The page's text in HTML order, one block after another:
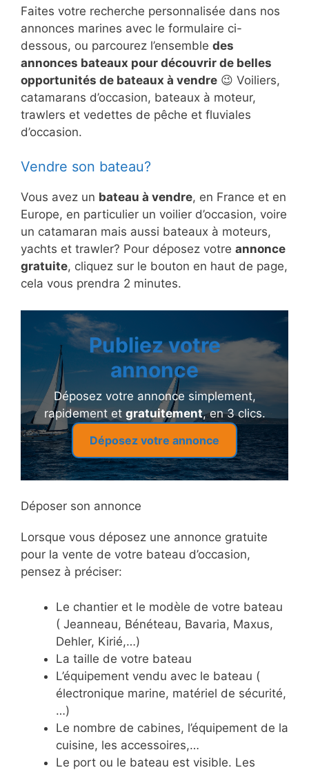
Faites votre recherche personnalisée dans nos
annonces marines avec le formulaire ci-
dessous, ou parcourez l’ensemble des
annonces bateaux pour découvrir de belles
opportunités de bateaux à vendre 😉 Voiliers,
catamarans d’occasion, bateaux à moteur,
trawlers et vedettes de pêche et fluviales
d’occasion.
Vendre son bateau?
Vous avez un bateau à vendre, en France et en
Europe, en particulier un voilier d’occasion, voire
un catamaran mais aussi bateaux à moteurs,
yachts et trawler? Pour déposez votre annonce
gratuite, cliquez sur le bouton en haut de page,
cela vous prendra 2 minutes.
Publiez votre
annonce
Déposez votre annonce simplement,
rapidement et gratuitement, en 3 clics.
Déposez votre annonce
Déposer son annonce
Lorsque vous déposez une annonce gratuite
pour la vente de votre bateau d’occasion,
pensez à préciser:
Le chantier et le modèle de votre bateau
( Jeanneau, Bénéteau, Bavaria, Maxus,
Dehler, Kirié,…)
La taille de votre bateau
L’équipement vendu avec le bateau (
électronique marine, matériel de sécurité,
…)
Le nombre de cabines, l’équipement de la
cuisine, les accessoires,…
Le port ou le bateau est visible. Les